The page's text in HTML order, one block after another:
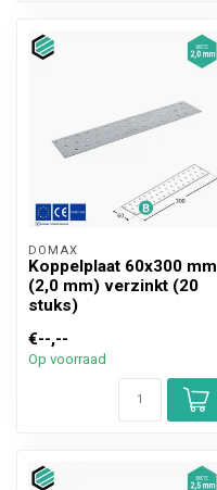
DOMAX
Koppelplaat 60x300 mm
(2,0 mm) verzinkt (20
stuks)
€--,--
Op voorraad